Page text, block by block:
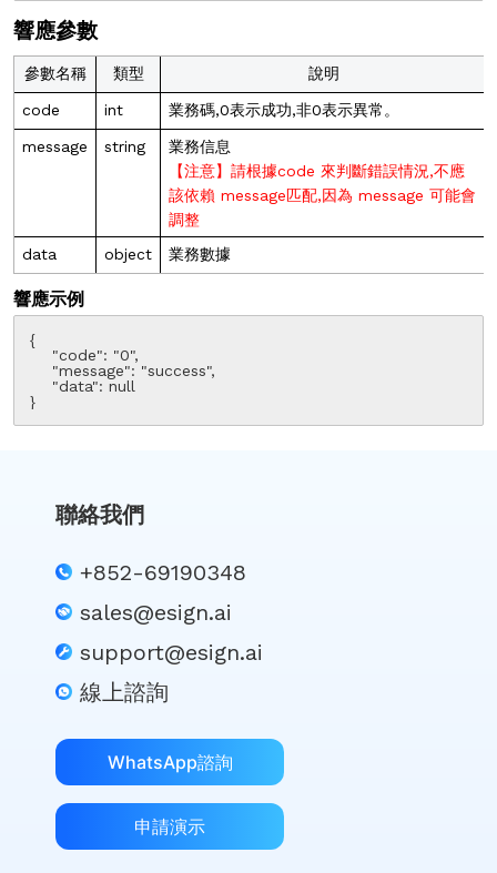
響應參數
參數名稱 類型 說明
code int 業務碼,0表示成功,非0表示異常。
message string
業務信息
【注意】請根據code 來判斷錯誤情況,不應
該依賴 message匹配,因為 message 可能會
調整
data
object 業務數據
響應示例
{
}
聯絡我們
+852-69190348
sales@esign.ai
support@esign.ai
線上諮詢
WhatsApp諮詢
申請演示